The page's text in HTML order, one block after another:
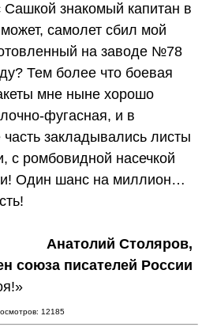
знакомый капитан в
самолет сбил мой
на заводе №78
Тем более что боевая
мне ныне хорошо
фугасная, и в
закладывались листы
с ромбовидной насечкой
Один шанс на миллион…
Анатолий Столяров,
союза писателей России
12185